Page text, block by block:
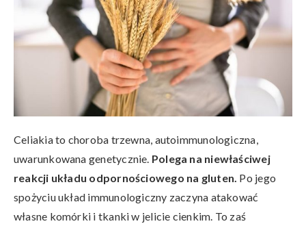
Celiakia to choroba trzewna, autoimmunologiczna,
uwarunkowana genetycznie. Polega na niewłaściwej
reakcji układu odpornościowego na gluten. Po jego
spożyciu układ immunologiczny zaczyna atakować
własne komórki i tkanki w jelicie cienkim. To zaś